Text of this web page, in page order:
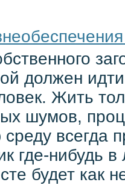
должен
Жить
шумов,
всегда
где-нибудь
будет как